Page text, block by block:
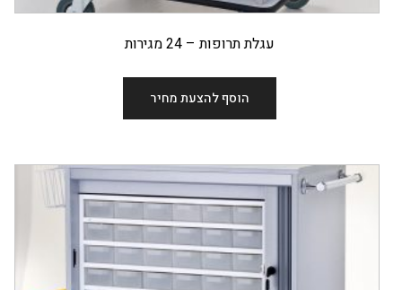
עגלת תרופות – 24 מגירות
הוסף להצעת מחיר